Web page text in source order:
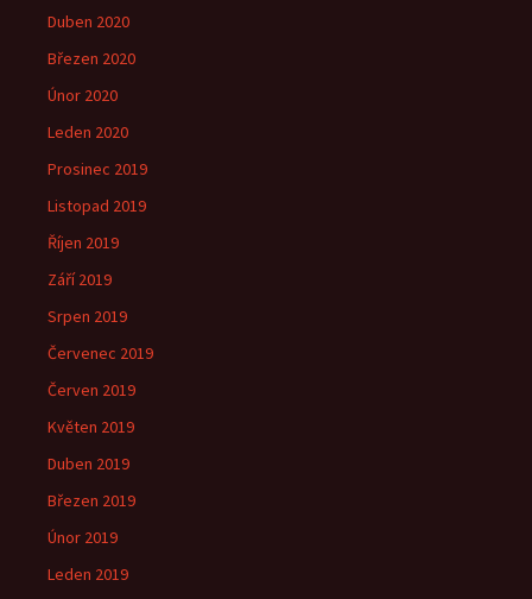
Duben 2020
Březen 2020
Únor 2020
Leden 2020
Prosinec 2019
Listopad 2019
Říjen 2019
Září 2019
Srpen 2019
Červenec 2019
Červen 2019
Květen 2019
Duben 2019
Březen 2019
Únor 2019
Leden 2019